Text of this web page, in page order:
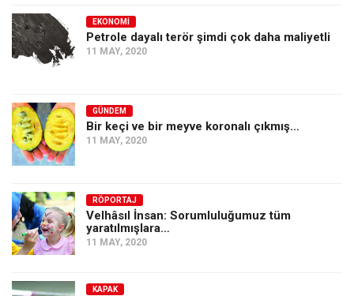
EKONOMI
Petrole dayalı terör şimdi çok daha maliyetli
11 MAY, 2020
GÜNDEM
Bir keçi ve bir meyve koronalı çıkmış…
11 MAY, 2020
RÖPORTAJ
Velhâsıl İnsan: Sorumluluğumuz tüm
yaratılmışlara…
11 MAY, 2020
KAPAK